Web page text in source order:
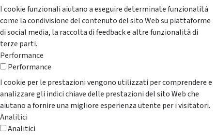
I cookie funzionali aiutano a eseguire determinate funzionalità
come la condivisione del contenuto del sito Web su piattaforme
di social media, la raccolta di feedback e altre funzionalità di
terze parti.
Performance
Performance
I cookie per le prestazioni vengono utilizzati per comprendere e
analizzare gli indici chiave delle prestazioni del sito Web che
aiutano a fornire una migliore esperienza utente per i visitatori.
Analitici
Analitici